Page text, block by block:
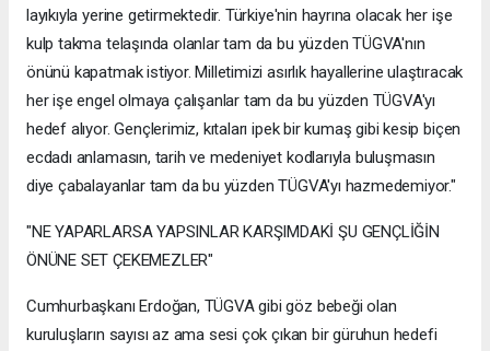
layıkıyla yerine getirmektedir. Türkiye'nin hayrına olacak her işe
kulp takma telaşında olanlar tam da bu yüzden TÜGVA'nın
önünü kapatmak istiyor. Milletimizi asırlık hayallerine ulaştıracak
her işe engel olmaya çalışanlar tam da bu yüzden TÜGVA'yı
hedef alıyor. Gençlerimiz, kıtaları ipek bir kumaş gibi kesip biçen
ecdadı anlamasın, tarih ve medeniyet kodlarıyla buluşmasın
diye çabalayanlar tam da bu yüzden TÜGVA'yı hazmedemiyor."
"NE YAPARLARSA YAPSINLAR KARŞIMDAKİ ŞU GENÇLİĞİN
ÖNÜNE SET ÇEKEMEZLER"
Cumhurbaşkanı Erdoğan, TÜGVA gibi göz bebeği olan
kuruluşların sayısı az ama sesi çok çıkan bir güruhun hedefi